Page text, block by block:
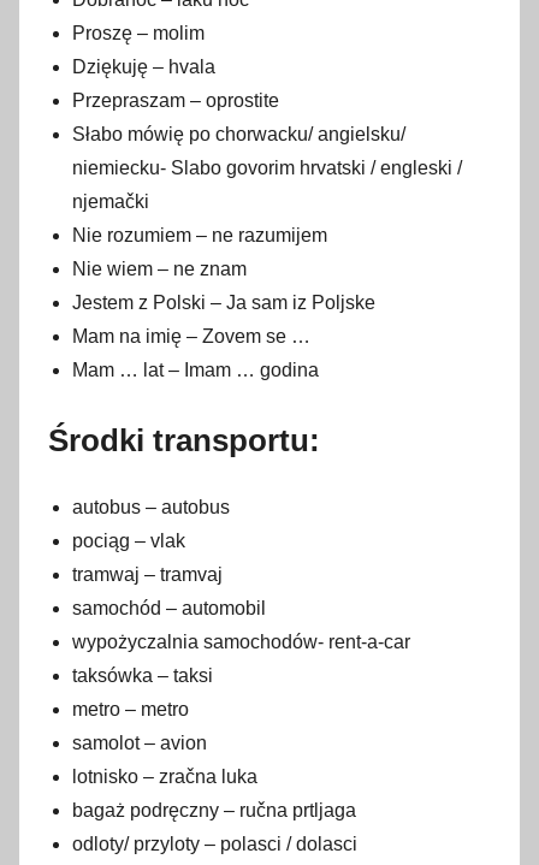
Proszę – molim
Dziękuję – hvala
Przepraszam – oprostite
Słabo mówię po chorwacku/ angielsku/
niemiecku- Slabo govorim hrvatski / engleski /
njemački
Nie rozumiem – ne razumijem
Nie wiem – ne znam
Jestem z Polski – Ja sam iz Poljske
Mam na imię – Zovem se …
Mam … lat – Imam … godina
Środki transportu:
autobus – autobus
pociąg – vlak
tramwaj – tramvaj
samochód – automobil
wypożyczalnia samochodów- rent-a-car
taksówka – taksi
metro – metro
samolot – avion
lotnisko – zračna luka
bagaż podręczny – ručna prtljaga
odloty/ przyloty – polasci / dolasci